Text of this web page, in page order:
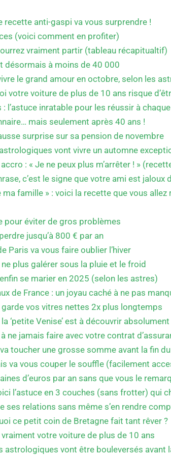
anti-gaspi va vous surprendre !
(voici comment en profiter)
vraiment partir (tableau récapitualtif)
désormais à moins de 40 000
le grand amour en octobre, selon les
votre voiture de plus de 10 ans risque
l’astuce inratable pour les réussir à
mais seulement après 40 ans !
surprise sur sa pension de novembre
vont vivre un automne
: « Je ne peux plus m’arrêter ! »
c’est le signe que votre ami est jaloux
famille » : voici la recette que vous
pour éviter de gros problèmes
jusqu’à 800 € par an
Paris va vous faire oublier l’hiver
plus galérer sous la pluie et le froid
se marier en 2025 (selon les astres)
de France : un joyau caché à ne pas
vos vitres nettes 2x plus longtemps
‘petite Venise’ est à découvrir
ne jamais faire avec votre contrat
toucher une grosse somme avant la fin
va vous couper le souffle (facilement
d’euros par an sans que vous le
l’astuce en 3 couches (sans frotter) qui
relations sans même s’en rendre
ce petit coin de Bretagne fait tant rêver ?
votre voiture de plus de 10 ans
astrologiques vont être bouleversés avant